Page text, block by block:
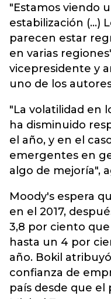
"Estamos viendo
estabilización (...)
parecen estar
en varias
vicepresidente y
uno de los
"La volatilidad en
ha disminuido
el año, y en el
emergentes en
algo de mejoría",
Moody's espera
en el 2017,
3,8 por ciento que
hasta un 4 por
año. Bokil
confianza de
país desde que